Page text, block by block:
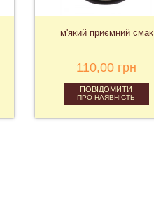
м'який приємний смак
110,00 грн
ПОВІДОМИТИ
ПРО НАЯВНІСТЬ